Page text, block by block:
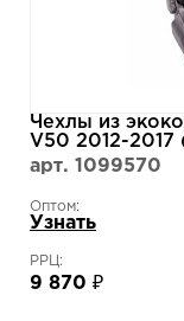
Чехлы из
V50 2012-
арт. 1099570
Оптом:
Узнать
РРЦ:
9 870 ₽